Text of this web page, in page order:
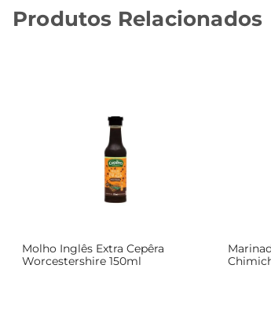
Produtos Relacionados
Molho Inglês Extra Cepêra
Worcestershire 150ml